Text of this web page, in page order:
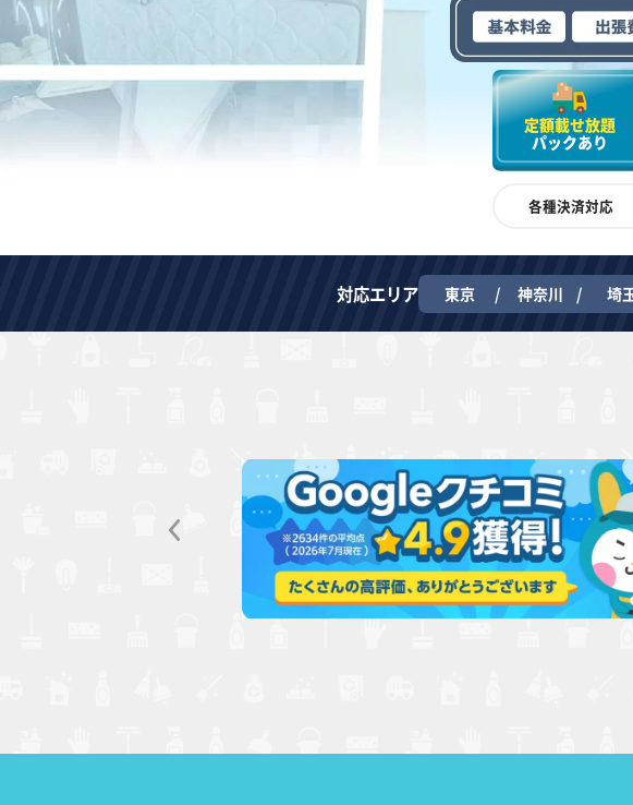
定額載せ放題
パックあり
各種決済対応
対応エリア 東京 神奈川 埼